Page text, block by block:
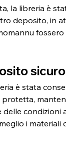
la libreria è
deposito, in
sicuro
è stata
protetta,
condizioni
i materiali